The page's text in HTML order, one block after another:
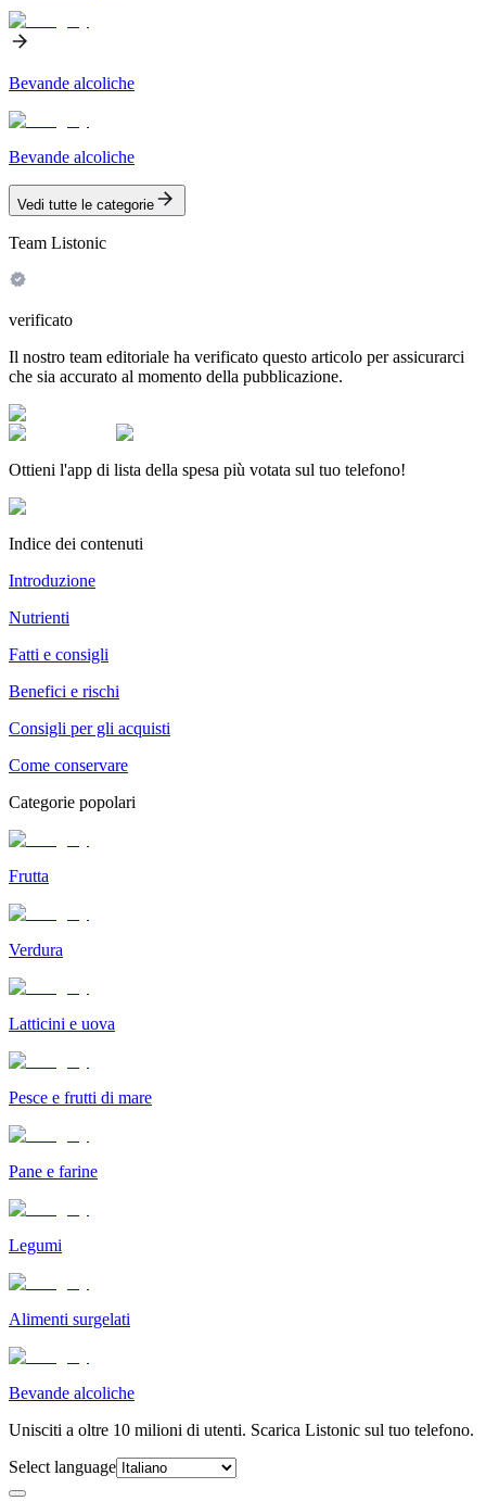
Bevande alcoliche
Bevande alcoliche
Vedi tutte le categorie
Team Listonic
verificato
Il nostro team editoriale ha verificato questo articolo per assicurarci
che sia accurato al momento della pubblicazione.
Ottieni l'app di lista della spesa più votata sul tuo telefono!
Indice dei contenuti
Introduzione
Nutrienti
Fatti e consigli
Benefici e rischi
Consigli per gli acquisti
Come conservare
Categorie popolari
Frutta
Verdura
Latticini e uova
Pesce e frutti di mare
Pane e farine
Legumi
Alimenti surgelati
Bevande alcoliche
Unisciti a oltre 10 milioni di utenti. Scarica Listonic sul tuo telefono.
Select language